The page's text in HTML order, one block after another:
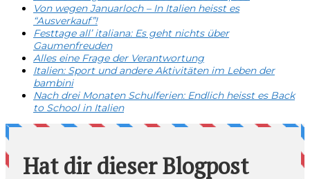
Von wegen Januarloch – In Italien heisst es
“Ausverkauf”!
Festtage all’ italiana: Es geht nichts über
Gaumenfreuden
Alles eine Frage der Verantwortung
Italien: Sport und andere Aktivitäten im Leben der
bambini
Nach drei Monaten Schulferien: Endlich heisst es Back
to School in Italien